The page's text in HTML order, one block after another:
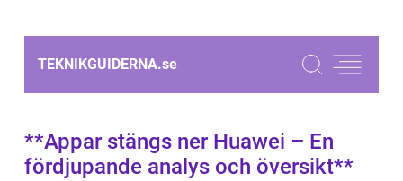
TEKNIKGUIDERNA.se
**Appar stängs ner Huawei – En
fördjupande analys och översikt**